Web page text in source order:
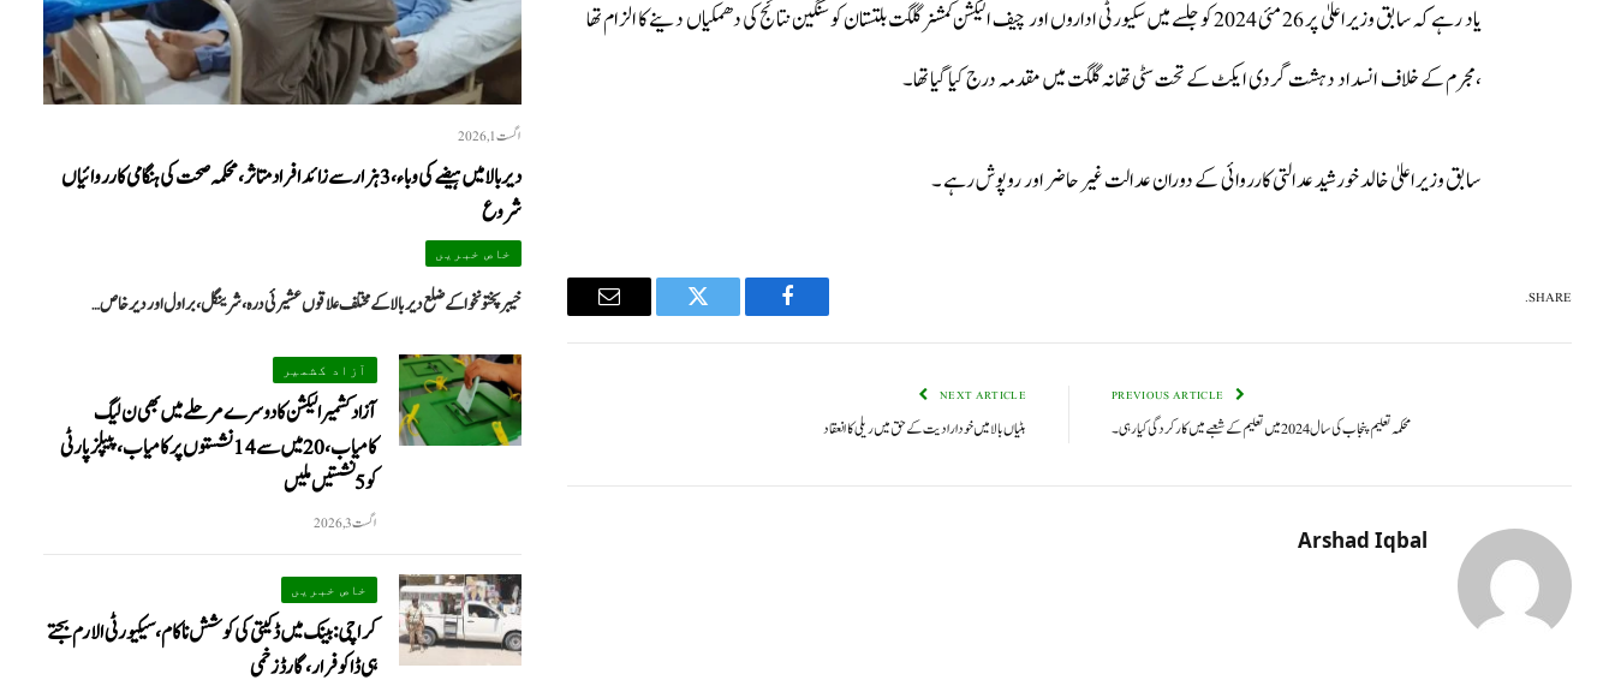
یاد رہےکہ سابق وزیراعلیٰ پر 26 مئی 2024 کو جلسے میں سکیورٹی اداروں اور چیف الیکشن کمشنر گلگت بلتستان کو سنگین نتائج کی دھمکیاں دینے کا الزام تھا
،مجرم کے خلاف انسداد دہشت گردی ایکٹ کے تحت سٹی تھانہ گلگت میں مقدمہ درج کیا گیا تھا۔
سابق وزیراعلیٰ خالد خورشید عدالتی کارروائی کے دوران عدالت غیر حاضر اور روپوش رہے ۔
SHARE.
Facebook
Twitter
Email
محکمہ تعلیم پنجاب کی سال 2024 میں تعلیم کے شعبے میں کارکردگی کیا رہی۔
NEXT ARTICLE
ہٹیاں بالامیں خودارادیت کے حق میں ریلی کا انعقاد
Arshad Iqbal
اگست 1, 2026
دیر بالا میں ہیضے کی وباء، 3 ہزار سے زائد افراد متاثر، محکمہ صحت کی ہنگامی کارروائیاں
شروع
خاص خبریں
خیبرپختونخوا کے ضلع دیر بالا کے مختلف علاقوں عشیرئی درہ، شرینگل، براول اور دیر خاص…
آزاد کشمیر
آزاد کشمیر الیکشن کا دوسرے مرحلے میں بھی ن لیگ
کامیاب، 20 میں سے 14 نشستوں پر کامیاب، پیپلزپارٹی
کو 5 نشستیں ملیں
اگست 3, 2026
خاص خبریں
کراچی: بینک میں ڈکیتی کی کوشش ناکام، سیکیورٹی الارم بجتے
ہی ڈاکو فرار، گارڈ زخمی